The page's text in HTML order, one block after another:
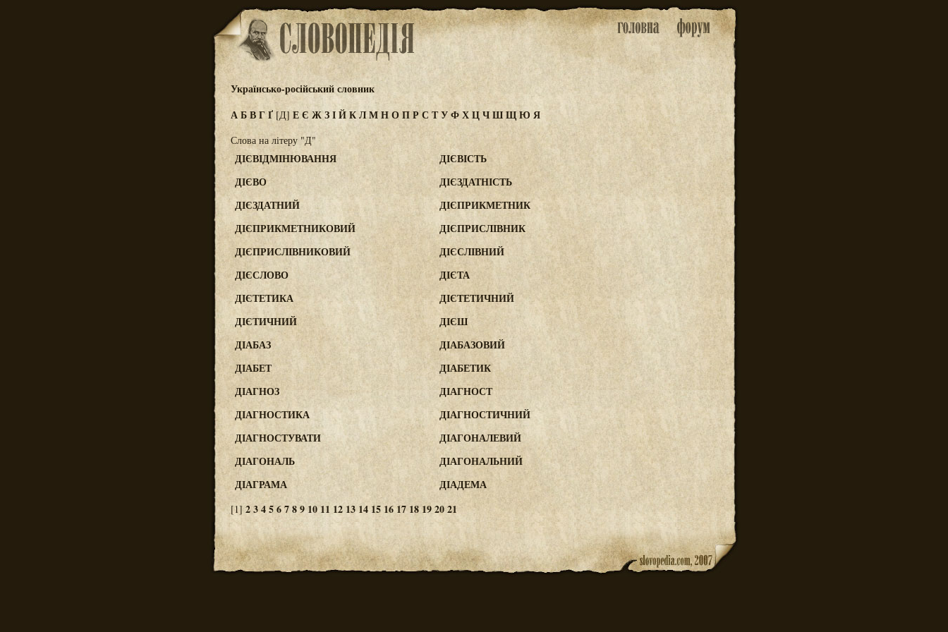
Українсько-російський словник
АБВГҐ [Д] ЕЄ ЖЗІЙКЛМНОПРС ТУФХЦЧШЩЮ Я
Слова на літеру "Д"
ДІЄВІДМІНЮВАННЯ
ДІЄВІСТЬ
ДІЄВО
ДІЄЗДАТНІСТЬ
ДІЄЗДАТНИЙ
ДІЄПРИКМЕТНИК
ДІЄПРИКМЕТНИКОВИЙ
ДІЄПРИСЛІВНИК
ДІЄПРИСЛІВНИКОВИЙ
ДІЄСЛІВНИЙ
ДІЄСЛОВО
ДІЄТА
ДІЄТЕТИКА
ДІЄТЕТИЧНИЙ
ДІЄТИЧНИЙ
ДІЄШ
ДІАБАЗ
ДІАБАЗОВИЙ
ДІАБЕТ
ДІАБЕТИК
ДІАГНОЗ
ДІАГНОСТ
ДІАГНОСТИКА
ДІАГНОСТИЧНИЙ
ДІАГНОСТУВАТИ
ДІАГОНАЛЕВИЙ
ДІАГОНАЛЬ
ДІАГОНАЛЬНИЙ
ДІАГРАМА
ДІАДЕМА
[1] 23456789 10 11 12 13 14 15 16 17 18 192021